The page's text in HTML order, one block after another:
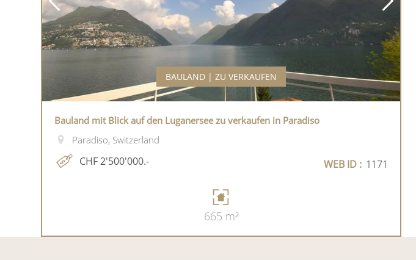
BAULAND | ZU VERKAUFEN
Bauland mit Blick auf den Luganersee zu verkaufen in Paradiso
Paradiso, Switzerland
CHF 2'500'000.- WEB ID : 1171
665 m²